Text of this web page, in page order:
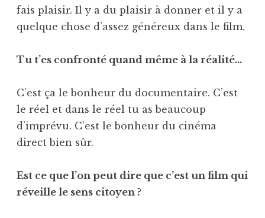
fais plaisir. Il y a du plaisir à donner et il y a
quelque chose d’assez généreux dans le film.
Tu t’es confronté quand même à la réalité…
C’est ça le bonheur du documentaire. C’est
le réel et dans le réel tu as beaucoup
d’imprévu. C’est le bonheur du cinéma
direct bien sûr.
Est ce que l’on peut dire que c’est un film qui
réveille le sens citoyen ?